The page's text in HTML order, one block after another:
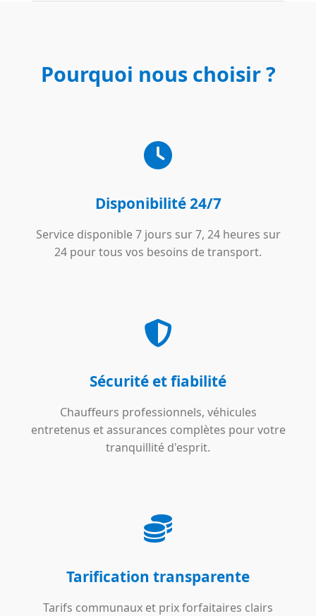
Pourquoi nous choisir ?
Disponibilité 24/7
Service disponible 7 jours sur 7, 24 heures sur
24 pour tous vos besoins de transport.
Sécurité et fiabilité
Chauffeurs professionnels, véhicules
entretenus et assurances complètes pour votre
tranquillité d'esprit.
Tarification transparente
Tarifs communaux et prix forfaitaires clairs